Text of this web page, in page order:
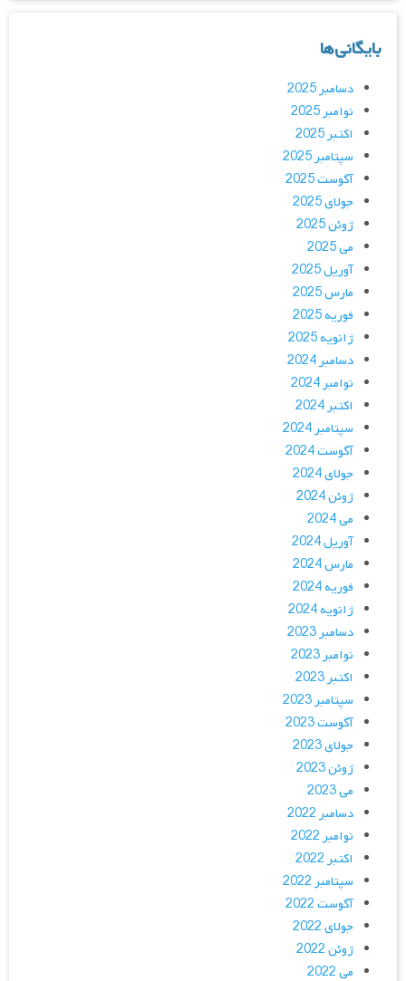
بایگانی‌ها
دسامبر 2025
نوامبر 2025
اکتبر 2025
سپتامبر 2025
آگوست 2025
جولای 2025
ژوئن 2025
می 2025
آوریل 2025
مارس 2025
فوریه 2025
ژانویه 2025
دسامبر 2024
نوامبر 2024
اکتبر 2024
سپتامبر 2024
آگوست 2024
جولای 2024
ژوئن 2024
می 2024
آوریل 2024
مارس 2024
فوریه 2024
ژانویه 2024
دسامبر 2023
نوامبر 2023
اکتبر 2023
سپتامبر 2023
آگوست 2023
جولای 2023
ژوئن 2023
می 2023
دسامبر 2022
نوامبر 2022
اکتبر 2022
سپتامبر 2022
آگوست 2022
جولای 2022
ژوئن 2022
می 2022